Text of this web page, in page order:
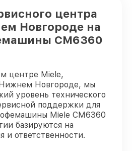
центра
Новгороде на
CM6360
центре Miele,
Новгороде, мы
уровень технического
поддержки для
Miele CM6360
базируются на
и ответственности.